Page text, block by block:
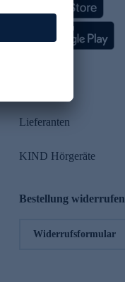
Lieferanten
KIND Hörgeräte
Bestellung widerrufen
Widerrufsformular